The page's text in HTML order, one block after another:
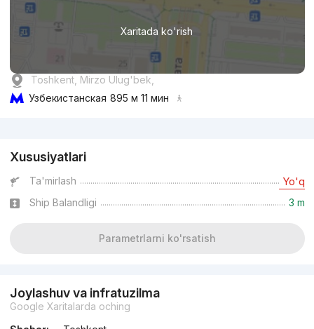
Xaritada ko'rish
Toshkent, Mirzo Ulug'bek,
Узбекистанская 895 м 11 мин
Xususiyatlari
Ta'mirlash Yo'q
Ship Balandligi 3 m
Parametrlarni ko'rsatish
Joylashuv va infratuzilma
Google Xaritalarda oching